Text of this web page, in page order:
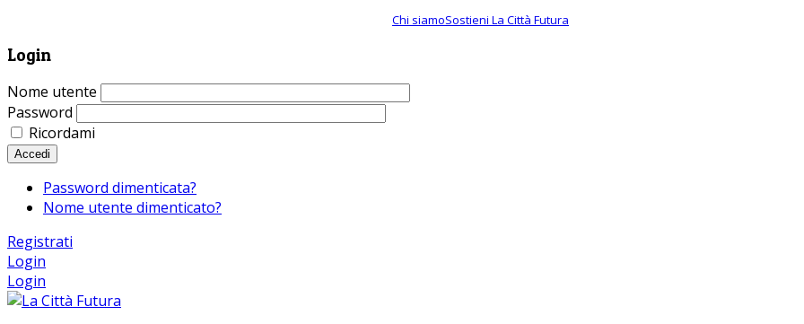
Chi siamoSostieni La Città Futura
Login
Nome utente
Password
Ricordami
Accedi
Password dimenticata?
Nome utente dimenticato?
Registrati
Login
Login